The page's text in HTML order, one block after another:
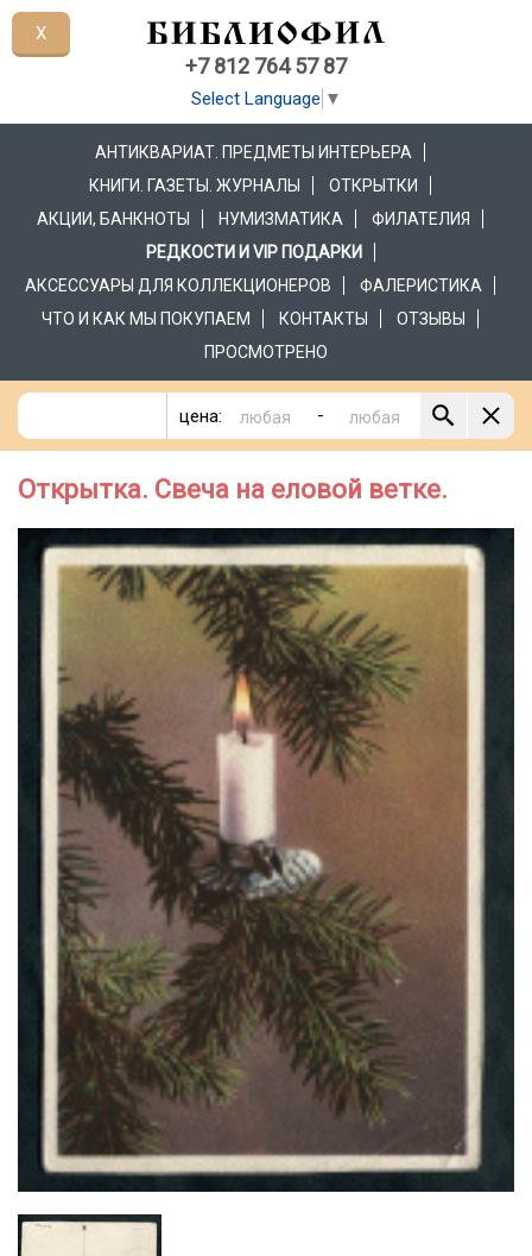
+7 812 764 57 87
Select Language ▼
АНТИКВАРИАТ. ПРЕДМЕТЫ ИНТЕРЬЕРА
КНИГИ. ГАЗЕТЫ. ЖУРНАЛЫ
ОТКРЫТКИ
АКЦИИ, БАНКНОТЫ
НУМИЗМАТИКА
ФИЛАТЕЛИЯ
РЕДКОСТИ И VIP ПОДАРКИ
АКСЕССУАРЫ ДЛЯ КОЛЛЕКЦИОНЕРОВ
ФАЛЕРИСТИКА
ЧТО И КАК МЫ ПОКУПАЕМ
КОНТАКТЫ
ОТЗЫВЫ
ПРОСМОТРЕНО
цена: -
Открытка. Свеча на еловой ветке.
X